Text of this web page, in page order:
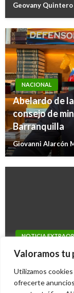
Valoramos tu
Utilizamos
ofrecerte
Geovany Quintero
NACIONAL
Abelardo de
consejo de
Barranquilla
Giovanni Alarcón
NOTICIA
IndyCar de
Ariel Cabrera